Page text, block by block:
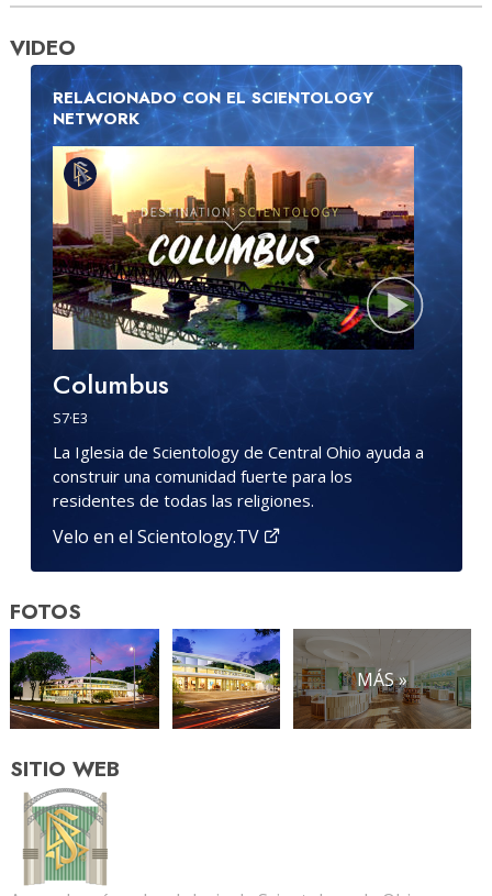
VIDEO
RELACIONADO CON EL SCIENTOLOGY
NETWORK
Columbus
S7·E3
La Iglesia de Scientology de Central Ohio ayuda a
construir una comunidad fuerte para los
residentes de todas las religiones.
Velo en el Scientology.TV
FOTOS
MÁS »
SITIO WEB